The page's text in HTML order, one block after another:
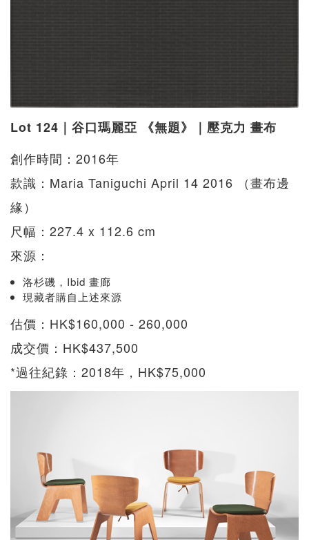
Lot 124｜谷口瑪麗亞 《無題》｜壓克力 畫布
創作時間：2016年
款識：Maria Taniguchi April 14 2016 （畫布邊
緣）
尺幅：227.4 x 112.6 cm
來源：
洛杉磯，Ibid 畫廊
現藏者購自上述來源
估價：HK$160,000 - 260,000
成交價：HK$437,500
*過往紀錄：2018年，HK$75,000